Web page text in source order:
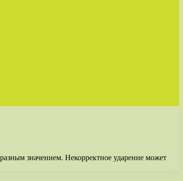
значением. Некорректное ударение может